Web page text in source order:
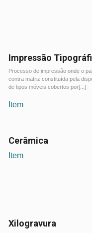
Impressão
Processo de impressão onde o
contra matriz constituída pela
de tipos móveis cobertos por[...]
Item
Cerâmica
Item
Xilogravura